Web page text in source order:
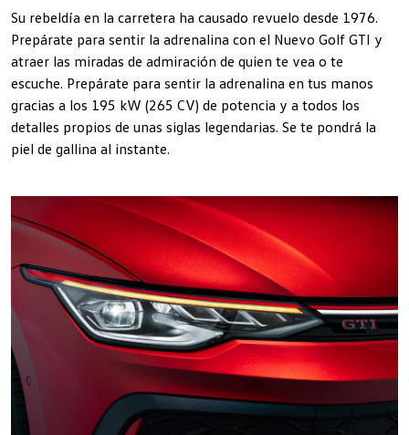
Su rebeldía en la carretera ha causado revuelo desde 1976.
Prepárate para sentir la adrenalina con el Nuevo Golf GTI y
atraer las miradas de admiración de quien te vea o te
escuche. Prepárate para sentir la adrenalina en tus manos
gracias a los 195 kW (265 CV) de potencia y a todos los
detalles propios de unas siglas legendarias. Se te pondrá la
piel de gallina al instante.